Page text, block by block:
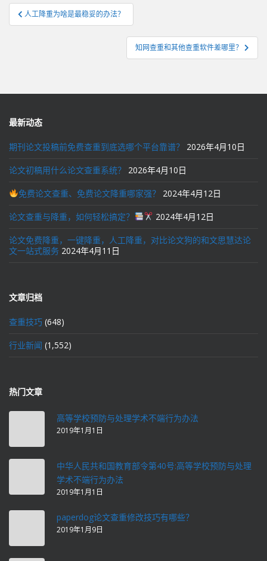
文
章
人工降重为啥是最稳妥的办法？
知网查重和其他查重软件差哪里？
最新动态
期刊论文投稿前免费查重到底选哪个平台靠谱？ 2026年4月10日
论文初稿用什么论文查重系统？ 2026年4月10日
免费论文查重、免费论文降重哪家强？ 2024年4月12日
论文查重与降重，如何轻松搞定？ 2024年4月12日
论文免费降重，一键降重，人工降重，对比论文狗的和文思慧达论
文一站式服务 2024年4月11日
文章归档
查重技巧 (648)
行业新闻 (1,552)
热门文章
高等学校预防与处理学术不端行为办法
2019年1月1日
中华人民共和国教育部令第40号:高等学校预防与处理
学术不端行为办法
2019年1月1日
paperdog论文查重修改技巧有哪些？
2019年1月9日